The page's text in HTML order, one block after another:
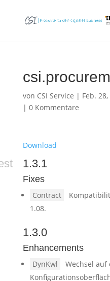
von CSI Service | Feb.
| 0 Kommentare
Download
1.3.1
Fixes
Contract
1.08.
1.3.0
Enhancements
DynKwl
Wechsel auf